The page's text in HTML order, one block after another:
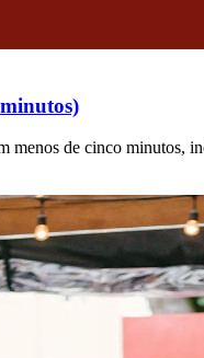
menos de cinco